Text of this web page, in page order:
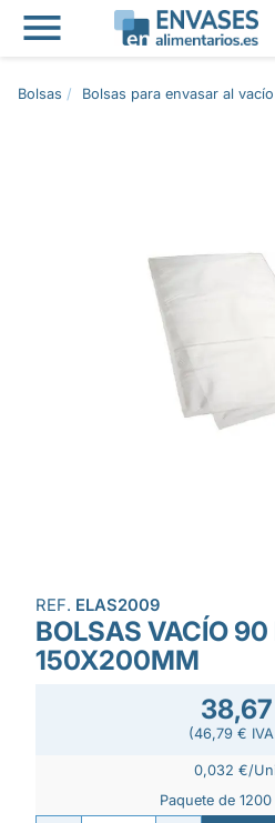

Bolsas Bolsas para envasar al vacío
REF. ELAS2009
BOLSAS VACÍO
150X200MM
(46,79 €
0,032 €/
Paquete de